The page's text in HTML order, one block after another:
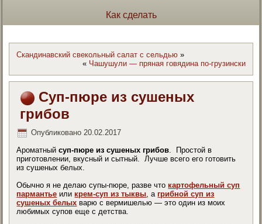
Как сделать
Скандинавский свекольный салат с сельдью »
« Чашушули — пряная говядина по-грузински
Суп-пюре из сушеных
грибов
Опубликовано 20.02.2017
Ароматныйсуп-пюре из сушеных грибов. Простой в
приготовлении, вкусный и сытный. Лучше всего его готовить
из сушеных белых.
Обычно я не делаю супы-пюре, разве что картофельный суп
пармантье или крем-суп из тыквы, а грибной суп из
сушеных белых варю с вермишелью — это один из моих
любимых супов еще с детства.